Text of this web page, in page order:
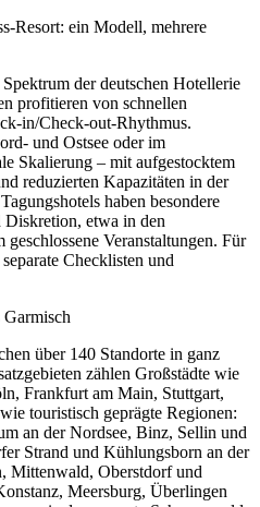
Resort: ein Modell, mehrere
der deutschen Hotellerie
profitieren von schnellen
in/Check-out-Rhythmus.
und Ostsee oder im
Skalierung – mit aufgestocktem
reduzierten Kapazitäten in der
haben besondere
etwa in den
Veranstaltungen. Für
Checklisten und
über 140 Standorte in ganz
zählen Großstädte wie
Frankfurt am Main, Stuttgart,
touristisch geprägte Regionen:
an der Nordsee, Binz, Sellin und
Strand und Kühlungsborn an der
Mittenwald, Oberstdorf und
Meersburg, Überlingen